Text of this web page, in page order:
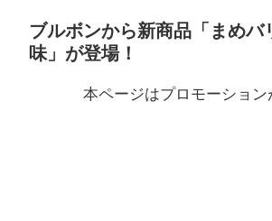
ブルボンから新商品「まめバ
味」が登場！
本ページはプロモーショ